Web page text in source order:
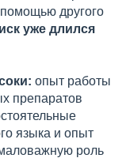
другого
уже длился
опыт работы
препаратов
языка и опыт
роль